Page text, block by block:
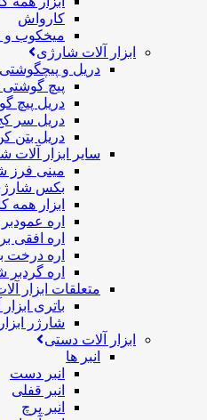
کارواش
میخکوب و
ابزار آلات شارژی
دریل و
پیچ
دریل پیچ
دریل سر
دریل بتن
سایر ابزار آلات
مینی فرز
بکس
ابزار همه
اره
اره افقی
اره درخت
اره گردبر
متعلقات ابزار
باتری
شارژر
ابزار آلات دستی
انبر ها
انبر دست
انبر قفلی
انبر پرچ